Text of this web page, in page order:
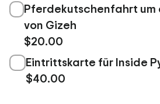
Pferdekutschenfahrt um
von Gizeh
$20.00
Eintrittskarte für Inside
$40.00